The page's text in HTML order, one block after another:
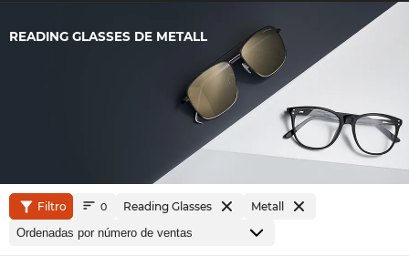
READING GLASSES DE METALL
Filtro 0 Reading Glasses Metall